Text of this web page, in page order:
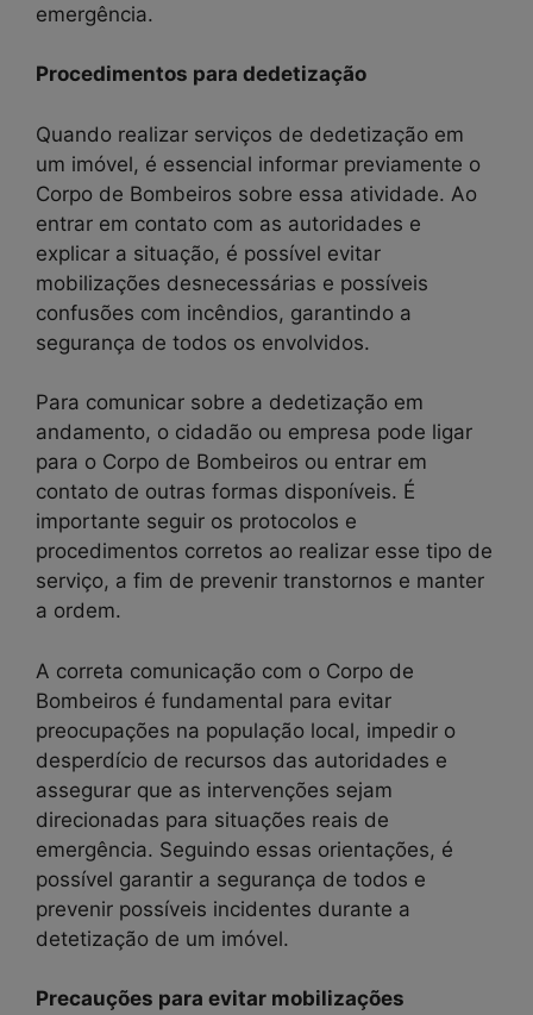
emergência.
Procedimentos para dedetização
Quando realizar serviços de dedetização em
um imóvel, é essencial informar previamente o
Corpo de Bombeiros sobre essa atividade. Ao
entrar em contato com as autoridades e
explicar a situação, é possível evitar
mobilizações desnecessárias e possíveis
confusões com incêndios, garantindo a
segurança de todos os envolvidos.
Para comunicar sobre a dedetização em
andamento, o cidadão ou empresa pode ligar
para o Corpo de Bombeiros ou entrar em
contato de outras formas disponíveis. É
importante seguir os protocolos e
procedimentos corretos ao realizar esse tipo de
serviço, a fim de prevenir transtornos e manter
a ordem.
A correta comunicação com o Corpo de
Bombeiros é fundamental para evitar
preocupações na população local, impedir o
desperdício de recursos das autoridades e
assegurar que as intervenções sejam
direcionadas para situações reais de
emergência. Seguindo essas orientações, é
possível garantir a segurança de todos e
prevenir possíveis incidentes durante a
detetização de um imóvel.
Precauções para evitar mobilizações